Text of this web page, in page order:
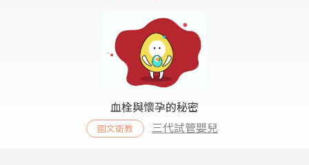
血栓與懷孕的秘密
圖文衛教 三代試管嬰兒